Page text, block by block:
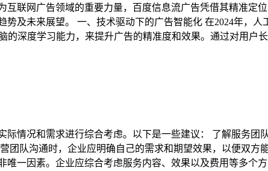
联网广告领域的重要力量，百度信息流广告凭借其精准定
势及未来展望。 一、技术驱动下的广告智能化 在2024年，
深度学习能力，来提升广告的精准度和效果。通过对用户
情况和需求进行综合考虑。以下是一些建议： 了解服务团
团队沟通时，企业应明确自己的需求和期望效果，以便双方
一因素。企业应综合考虑服务内容、效果以及费用等多个